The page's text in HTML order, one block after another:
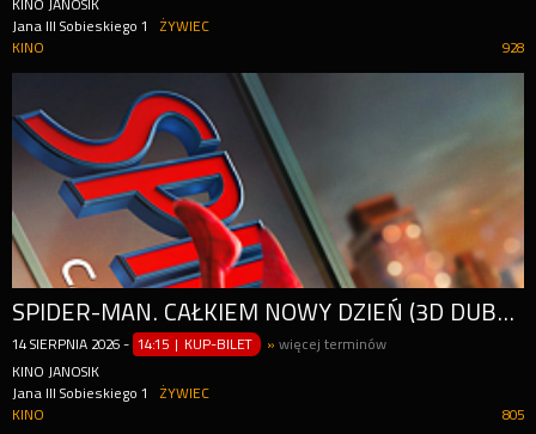
KINO JANOSIK
Jana III Sobieskiego 1
ŻYWIEC
928
KINO
SPIDER-MAN. CAŁKIEM NOWY DZIEŃ (3D DUBBING)
14 SIERPNIA 2026 - 14:15 | KUP-BILET »więcej terminów
KINO JANOSIK
Jana III Sobieskiego 1
ŻYWIEC
805
KINO